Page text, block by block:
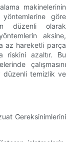
makinelerinin
göre
düzenli olarak
aksine,
az hareketli parça
riskini azaltır. Bu
çalışmasını
düzenli temizlik ve
Gereksinimlerini